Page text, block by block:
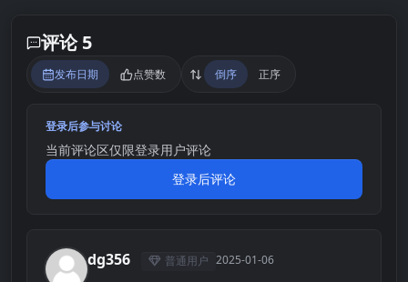
评论 5
发布日期 点赞数 倒序 正序
登录后参与讨论
当前评论区仅限登录用户评论
登录后评论
D dg356 普通用户 2025-01-06